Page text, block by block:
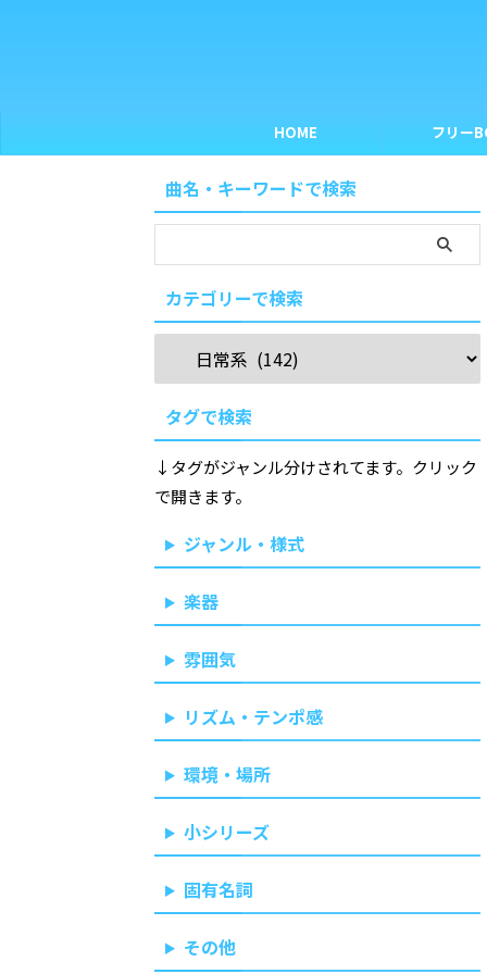
HOME フリー
曲名・キーワードで検索
カテゴリーで検索
タグで検索
↓タグがジャンル分けされてます。クリック
で開きます。
ジャンル・様式
楽器
雰囲気
リズム・テンポ感
環境・場所
小シリーズ
固有名詞
その他